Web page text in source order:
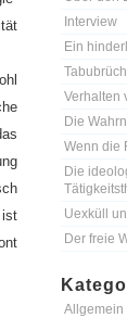
Interview
Ein
Verhalten
Die
Wenn die
Die
Uexküll
Der freie
Allgemein
ist